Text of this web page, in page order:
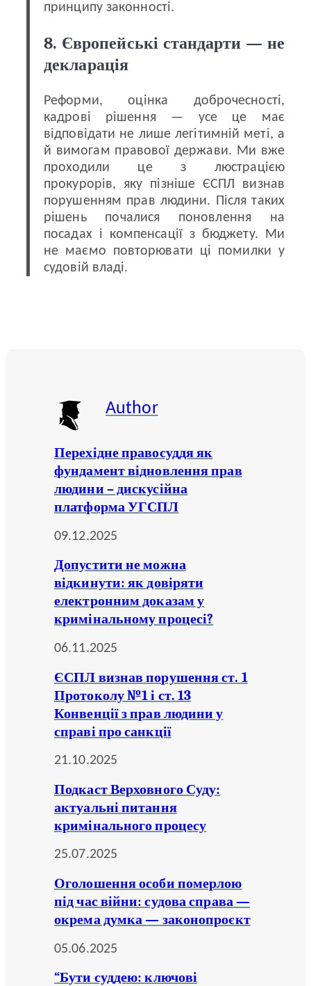
принципу законності.
8. Європейські стандарти — не
декларація
Реформи, оцінка доброчесності,
кадрові рішення — усе це має
відповідати не лише легітимній меті, а
й вимогам правової держави. Ми вже
проходили це з люстрацією
прокурорів, яку пізніше ЄСПЛ визнав
порушенням прав людини. Після таких
рішень почалися поновлення на
посадах і компенсації з бюджету. Ми
не маємо повторювати ці помилки у
судовій владі.
Author
Перехідне правосуддя як
фундамент відновлення прав
людини – дискусійна
платформа УГСПЛ
09.12.2025
Допустити не можна
відкинути: як довіряти
електронним доказам у
кримінальному процесі?
06.11.2025
ЄСПЛ визнав порушення ст. 1
Протоколу №1 і ст. 13
Конвенції з прав людини у
справі про санкції
21.10.2025
Подкаст Верховного Суду:
актуальні питання
кримінального процесу
25.07.2025
Оголошення особи померлою
під час війни: судова справа —
окрема думка — законопроєкт
05.06.2025
“Бути суддею: ключові